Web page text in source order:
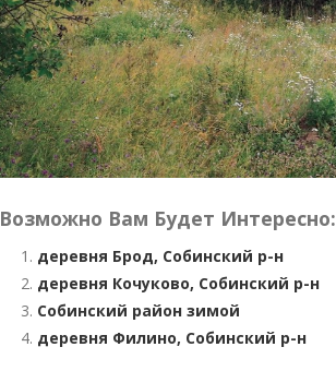
Возможно Вам Будет Интересно:
деревня Брод, Собинский р-н
деревня Кочуково, Собинский р-н
Собинский район зимой
деревня Филино, Собинский р-н